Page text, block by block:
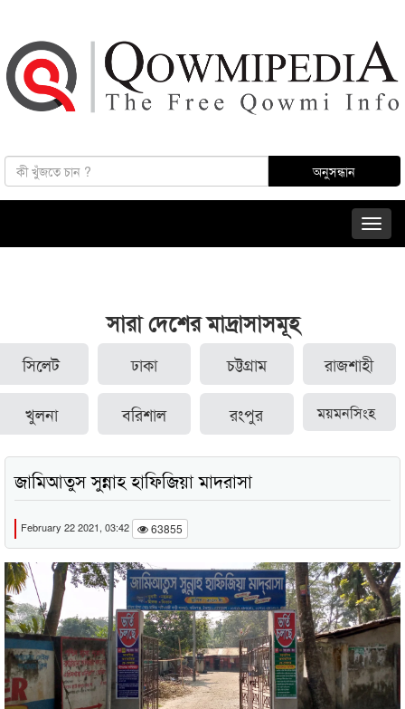
সারা দেশের মাদ্রাসাসমূহ
সিলেট ঢাকা চট্টগ্রাম রাজশাহী
খুলনা বরিশাল রংপুর ময়মনসিংহ
জামিআতুস সুন্নাহ হাফিজিয়া মাদরাসা
February 22 2021, 03:42 63855